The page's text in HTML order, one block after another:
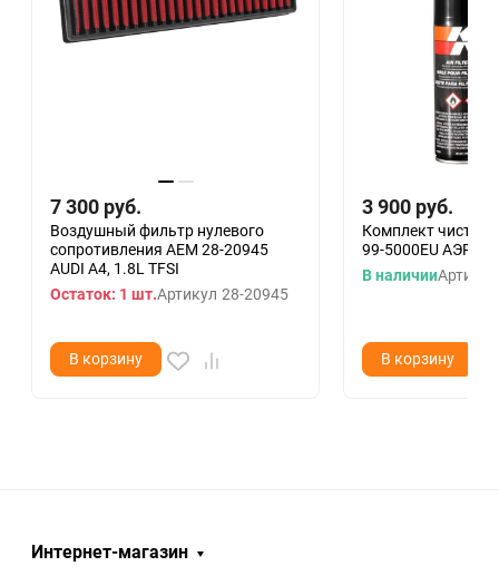
7 300 руб.
Воздушный фильтр нулевого
сопротивления AEM 28-20945
AUDI A4, 1.8L TFSI
Остаток: 1 шт.Артикул 28-20945
В корзину
3 900 руб.
Комплект чистки
99-5000EU
В наличииАртикул
В корзину
Интернет-магазин